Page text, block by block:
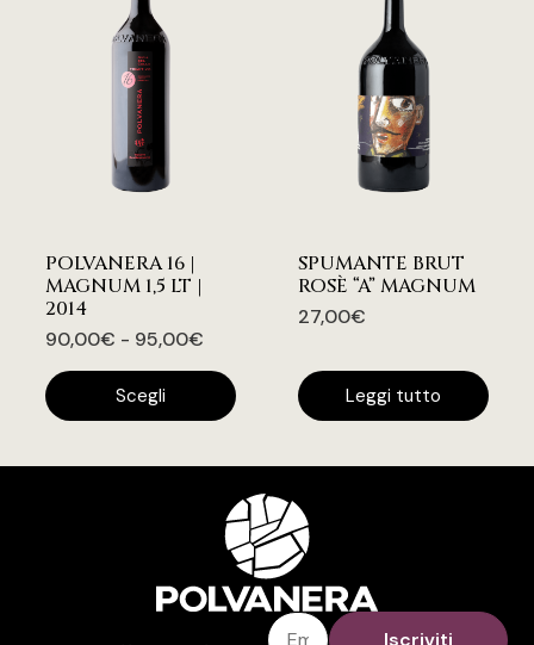
POLVANERA 16 |
MAGNUM 1,5 LT |
2014
90,00€ - 95,00€
Scegli
SPUMANTE BRUT
ROSÈ “A” MAGNUM
27,00€
Leggi tutto